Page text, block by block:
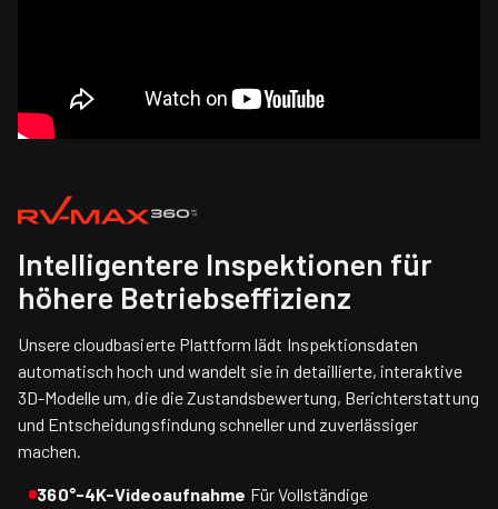
Intelligentere Inspektionen für
höhere Betriebseffizienz
Unsere cloudbasierte Plattform lädt Inspektionsdaten
automatisch hoch und wandelt sie in detaillierte, interaktive
3D-Modelle um, die die Zustandsbewertung, Berichterstattung
und Entscheidungsfindung schneller und zuverlässiger
machen.
360°-4K-Videoaufnahme Für Vollständige